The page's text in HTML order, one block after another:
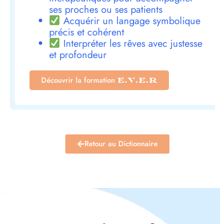
ses proches ou ses patients
Acquérir un langage symbolique
précis et cohérent
Interpréter les rêves avec justesse
et profondeur
Découvrir la formation E.V.E.R
Retour au Dictionnaire